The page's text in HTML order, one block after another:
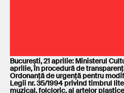
București, 21 aprilie: Ministerul
aprilie, în procedură de
Ordonanță de urgență pentru
Legii nr. 35/1994 privind timbrul
muzical, folcloric, al artelor